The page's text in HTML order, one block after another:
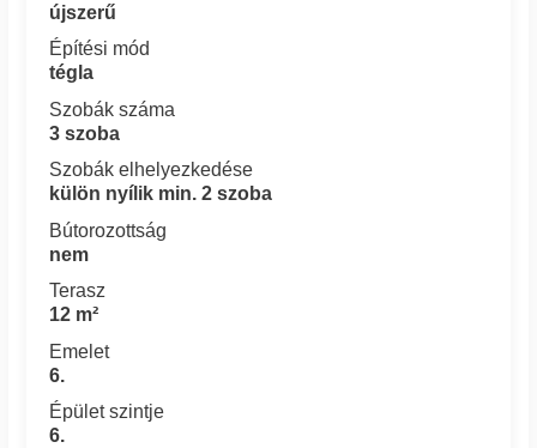
újszerű
Építési mód
tégla
Szobák száma
3 szoba
Szobák elhelyezkedése
külön nyílik min. 2 szoba
Bútorozottság
nem
Terasz
12 m²
Emelet
6.
Épület szintje
6.